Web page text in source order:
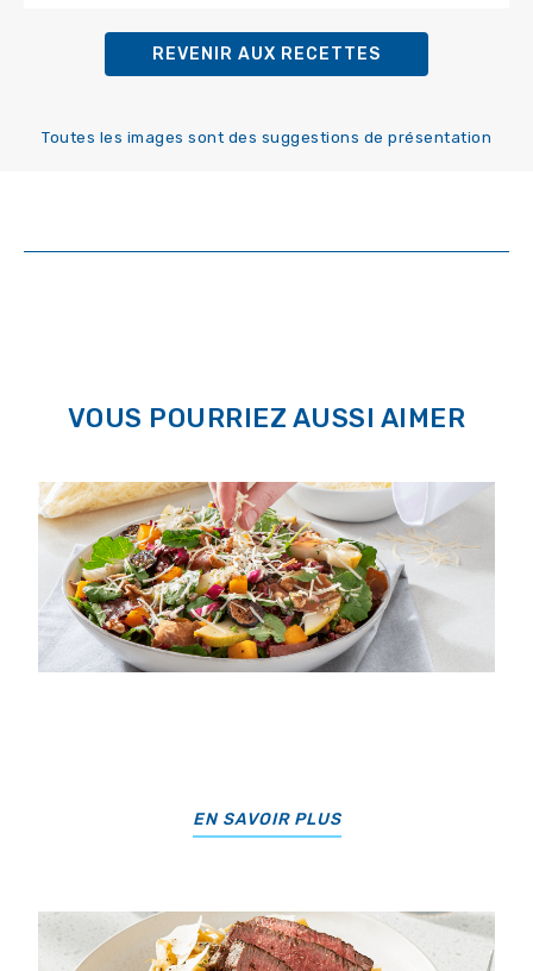
REVENIR AUX RECETTES
Toutes les images sont des suggestions de présentation
VOUS POURRIEZ AUSSI AIMER
EN SAVOIR PLUS